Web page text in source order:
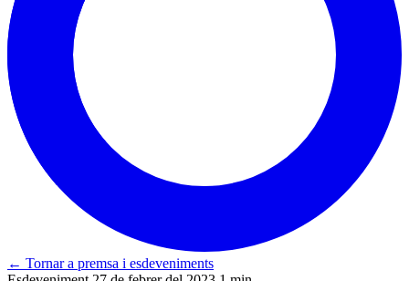
← Tornar a premsa i esdeveniments